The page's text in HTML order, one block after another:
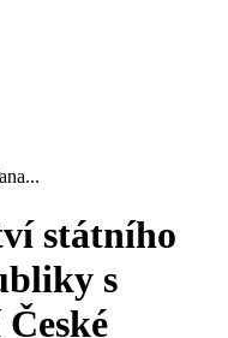
státního
s